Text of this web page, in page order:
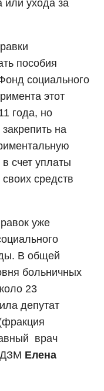
или ухода за
пособия
социального
этот
года, но
на
счет уплаты
средств
уже
В общей
больничных
23
депутат
врач
ДЗМ Елена